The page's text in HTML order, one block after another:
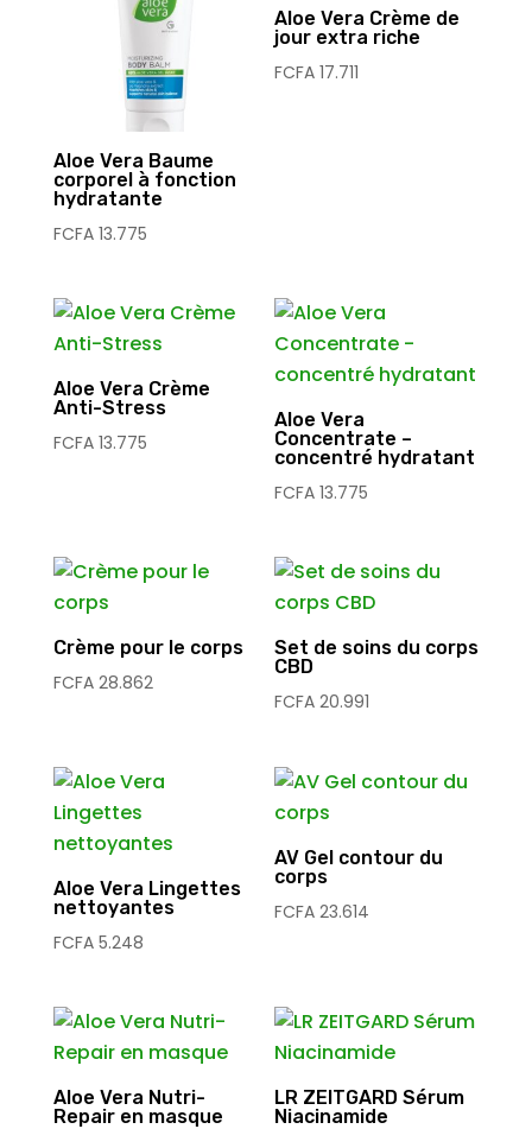
Aloe Vera Baume
corporel à fonction
hydratante
FCFA13.775
Aloe Vera Crème de
jour extra riche
FCFA 17.711
Aloe Vera Crème
Anti-Stress
FCFA13.775
Aloe Vera
Concentrate –
concentré hydratant
FCFA 13.775
Crème pour le corps
FCFA28.862
Set de soins du corps
CBD
FCFA 20.991
Aloe Vera Lingettes
nettoyantes
FCFA5.248
AV Gel contour du
corps
FCFA 23.614
Aloe Vera Nutri-
Repair en masque
LR ZEITGARD Sérum
Niacinamide